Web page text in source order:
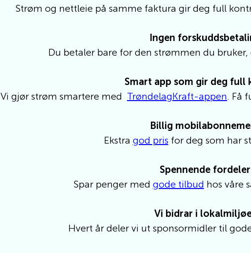
Strøm og nettleie på samme faktura gir deg full
Ingen
Du betaler bare for den strømmen du
Smart app som gir deg
Vi gjør strøm smartere med TrøndelagKraft-appen. Få
Billig
Ekstra god pris for deg som har
Spennende fordeler
Spar penger med gode tilbud hos våre
Vi bidrar i
Hvert år deler vi ut sponsormidler til